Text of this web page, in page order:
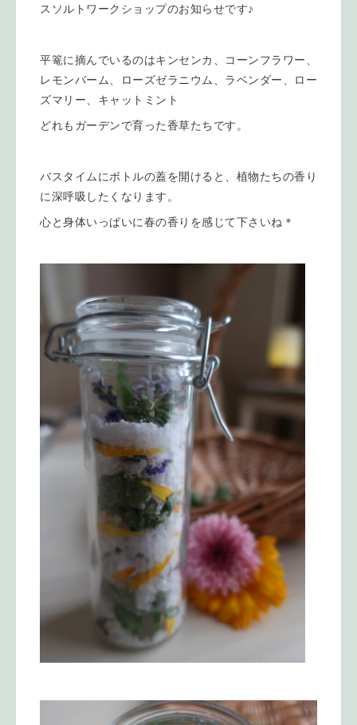
スソルトワークショップのお知らせです♪
平篭に摘んでいるのはキンセンカ、コーンフラワー、
レモンバーム、ローズゼラニウム、ラベンダー、ロー
ズマリー、キャットミント
どれもガーデンで育った香草たちです。
バスタイムにボトルの蓋を開けると、植物たちの香り
に深呼吸したくなります。
心と身体いっぱいに春の香りを感じて下さいね＊